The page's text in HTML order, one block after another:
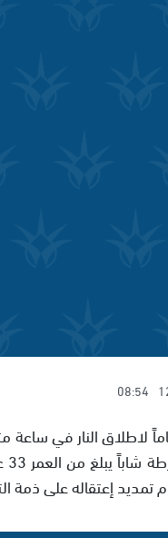
08:54
رجل يبلغ من العمر 48 عاماً
تمديد إعتقاله على ذمة